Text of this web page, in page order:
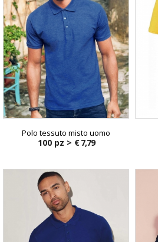
Polo tessuto misto uomo
100 pz > € 7,79